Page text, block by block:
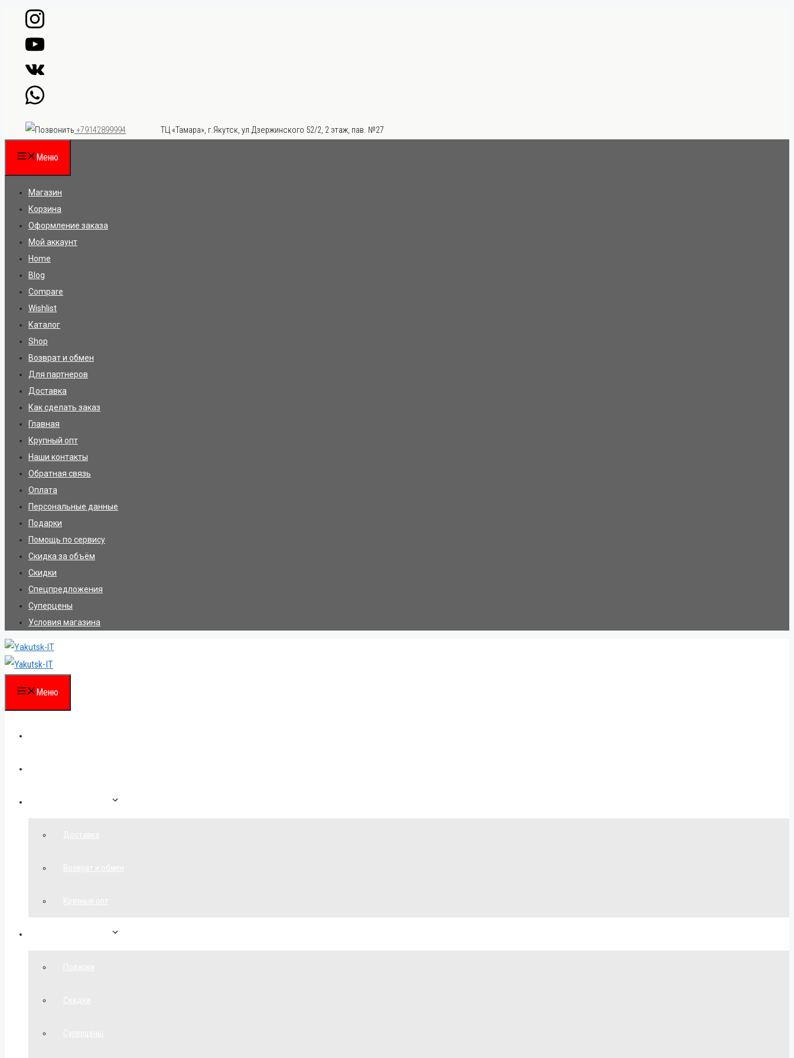
Перейти
содержимому
+79142899994 ТЦ «Тамара», г.Якутск, ул.Дзержинского 52/2, 2 этаж, пав. №27
Меню
Магазин
Корзина
Оформление заказа
Мой аккаунт
Home
Blog
Compare
Wishlist
Каталог
Shop
Возврат и обмен
Для партнеров
Доставка
Как сделать заказ
Главная
Крупный опт
Наши контакты
Обратная связь
Оплата
Персональные данные
Подарки
Помощь по сервису
Скидка за объём
Скидки
Спецпредложения
Суперцены
Условия магазина
Меню